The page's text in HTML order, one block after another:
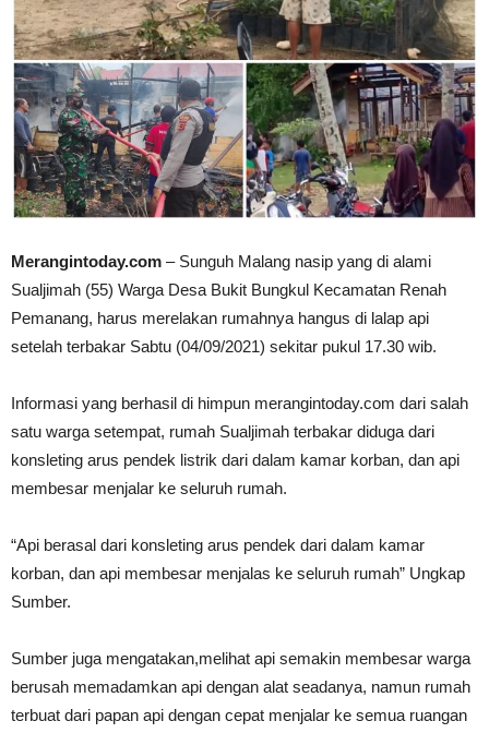
Merangintoday.com – Sunguh Malang nasip yang di alami
Sualjimah (55) Warga Desa Bukit Bungkul Kecamatan Renah
Pemanang, harus merelakan rumahnya hangus di lalap api
setelah terbakar Sabtu (04/09/2021) sekitar pukul 17.30 wib.
Informasi yang berhasil di himpun merangintoday.com dari salah
satu warga setempat, rumah Sualjimah terbakar diduga dari
konsleting arus pendek listrik dari dalam kamar korban, dan api
membesar menjalar ke seluruh rumah.
“Api berasal dari konsleting arus pendek dari dalam kamar
korban, dan api membesar menjalas ke seluruh rumah” Ungkap
Sumber.
Sumber juga mengatakan,melihat api semakin membesar warga
berusah memadamkan api dengan alat seadanya, namun rumah
terbuat dari papan api dengan cepat menjalar ke semua ruangan